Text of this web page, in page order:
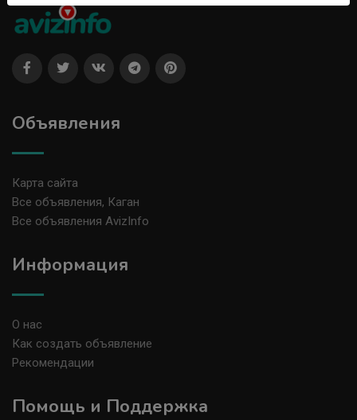
Объявления
Карта сайта
Все объявления, Каган
Все объявления AvizInfo
Информация
О нас
Как создать объявление
Рекомендации
Помощь и Поддержка